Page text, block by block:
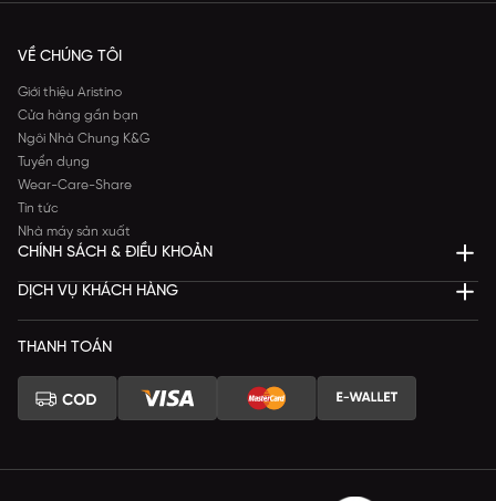
VỀ CHÚNG TÔI
Giới thiệu Aristino
Cửa hàng gần bạn
Ngôi Nhà Chung K&G
Tuyển dụng
Wear-Care-Share
Tin tức
Nhà máy sản xuất
CHÍNH SÁCH & ĐIỀU KHOẢN
DỊCH VỤ KHÁCH HÀNG
THANH TOÁN